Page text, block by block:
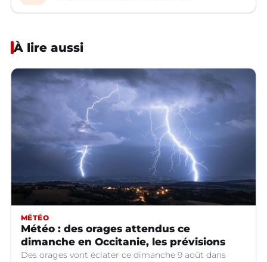
À lire aussi
MÉTÉO
Météo : des orages attendus ce
dimanche en Occitanie, les prévisions
Des orages vont éclater ce dimanche 9 août dans